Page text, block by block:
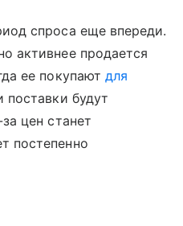
спроса еще впереди.
активнее продается
ее покупают для
поставки будут
цен станет
постепенно